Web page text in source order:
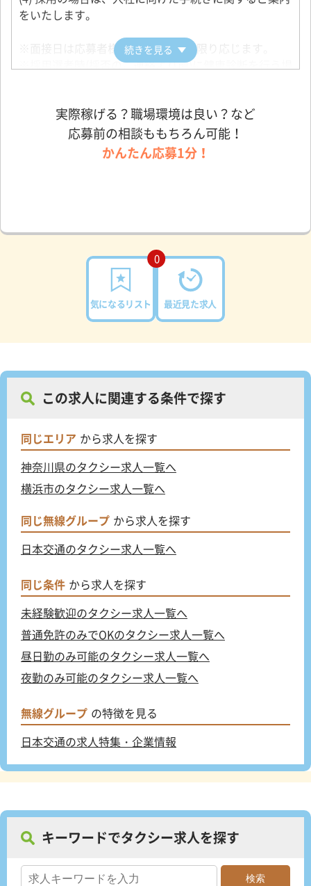
をいたします。
※面接日は応募者様の希望にできる限り応じます。
※採用選考時(採否のご連絡より前)に健康診断を行う場
続きを見る
実際稼げる？職場環境は良い？など
応募前の相談ももちろん可能！
かんたん応募1分！
0
気になるリスト 最近見た求人
この求人に関連する条件で探す
同じエリア から求人を探す
神奈川県のタクシー求人一覧へ
横浜市のタクシー求人一覧へ
同じ無線グループ から求人を探す
日本交通のタクシー求人一覧へ
同じ条件 から求人を探す
未経験歓迎のタクシー求人一覧へ
普通免許のみでOKのタクシー求人一覧へ
昼日勤のみ可能のタクシー求人一覧へ
夜勤のみ可能のタクシー求人一覧へ
無線グループ の特徴を見る
日本交通の求人特集・企業情報
キーワードでタクシー求人を探す